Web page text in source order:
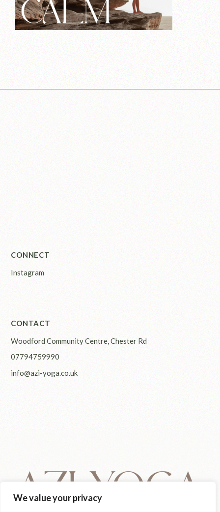
We value your privacy
CONNECT
Instagram
CONTACT
Woodford Community Centre, Chester Rd
07794759990
info@azi-yoga.co.uk